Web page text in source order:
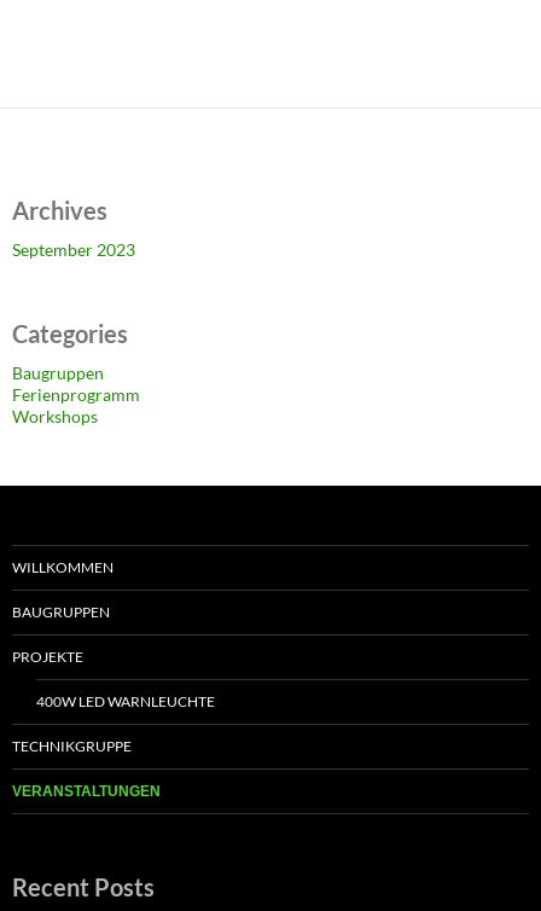
Archives
September 2023
Categories
Baugruppen
Ferienprogramm
Workshops
WILLKOMMEN
BAUGRUPPEN
PROJEKTE
400W LED WARNLEUCHTE
TECHNIKGRUPPE
VERANSTALTUNGEN
Recent Posts